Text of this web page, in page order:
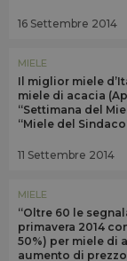
16 Settembre 2014
MIELE
Il miglior miele
miele di acacia
“Settimana del
“Miele del
11 Settembre 2014
MIELE
“Oltre 60 le
primavera 2014
50%) per miele di
aumento di